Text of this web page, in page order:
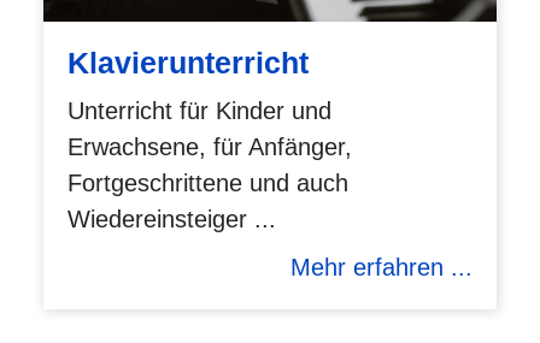
Klavierunterricht
Unterricht für Kinder und
Erwachsene, für Anfänger,
Fortgeschrittene und auch
Wiedereinsteiger ...
Mehr erfahren ...